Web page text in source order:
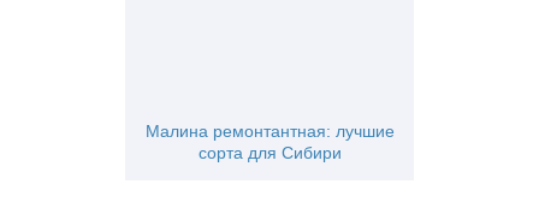
Малина ремонтантная: лучшие
сорта для Сибири